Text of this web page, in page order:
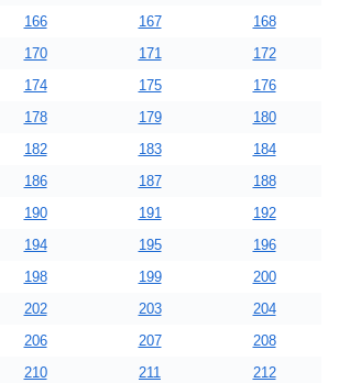
166 167
168
170 171
172
174 175
176
178 179
180
182 183
184
186 187
188
190 191
192
194 195
196
198 199
200
202 203
204
206 207
208
210 211
212